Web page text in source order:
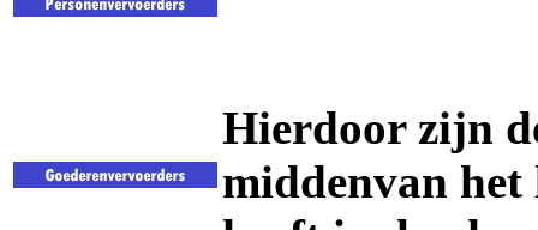
Hierdoor zijn
middenvan